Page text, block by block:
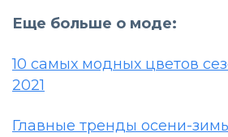
Еще больше о моде:
10 самых модных цветов
2021
Главные тренды осени-